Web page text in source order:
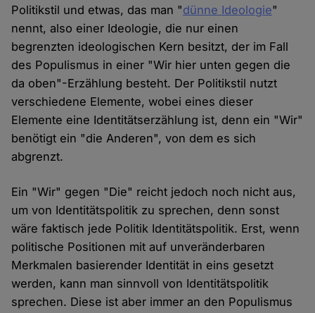
Politikstil und etwas, das man "dünne Ideologie"
nennt, also einer Ideologie, die nur einen
begrenzten ideologischen Kern besitzt, der im Fall
des Populismus in einer "Wir hier unten gegen die
da oben"-Erzählung besteht. Der Politikstil nutzt
verschiedene Elemente, wobei eines dieser
Elemente eine Identitätserzählung ist, denn ein "Wir"
benötigt ein "die Anderen", von dem es sich
abgrenzt.
Ein "Wir" gegen "Die" reicht jedoch noch nicht aus,
um von Identitätspolitik zu sprechen, denn sonst
wäre faktisch jede Politik Identitätspolitik. Erst, wenn
politische Positionen mit auf unveränderbaren
Merkmalen basierender Identität in eins gesetzt
werden, kann man sinnvoll von Identitätspolitik
sprechen. Diese ist aber immer an den Populismus